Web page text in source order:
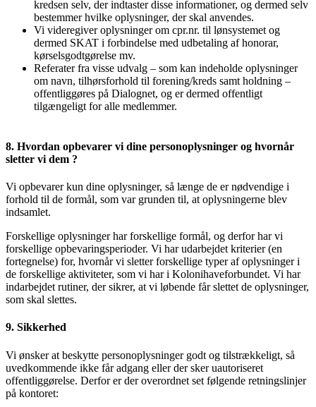
kredsen selv, der indtaster disse informationer, og dermed selv
bestemmer hvilke oplysninger, der skal anvendes.
Vi videregiver oplysninger om cpr.nr. til lønsystemet og
dermed SKAT i forbindelse med udbetaling af honorar,
kørselsgodtgørelse mv.
Referater fra visse udvalg – som kan indeholde oplysninger
om navn, tilhørsforhold til forening/kreds samt holdning –
offentliggøres på Dialognet, og er dermed offentligt
tilgængeligt for alle medlemmer.
8. Hvordan opbevarer vi dine personoplysninger og hvornår
sletter vi dem ?
Vi opbevarer kun dine oplysninger, så længe de er nødvendige i
forhold til de formål, som var grunden til, at oplysningerne blev
indsamlet.
Forskellige oplysninger har forskellige formål, og derfor har vi
forskellige opbevaringsperioder. Vi har udarbejdet kriterier (en
fortegnelse) for, hvornår vi sletter forskellige typer af oplysninger i
de forskellige aktiviteter, som vi har i Kolonihaveforbundet. Vi har
indarbejdet rutiner, der sikrer, at vi løbende får slettet de oplysninger,
som skal slettes.
9. Sikkerhed
Vi ønsker at beskytte personoplysninger godt og tilstrækkeligt, så
uvedkommende ikke får adgang eller der sker uautoriseret
offentliggørelse. Derfor er der overordnet set følgende retningslinjer
på kontoret: